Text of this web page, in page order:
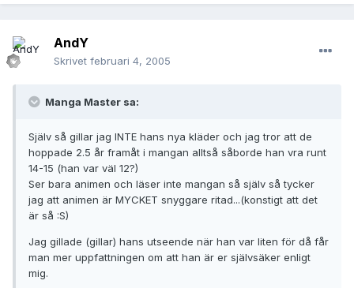
AndY
Skrivet februari 4, 2005
Manga Master sa:
Själv så gillar jag INTE hans nya kläder och jag tror att de
hoppade 2.5 år framåt i mangan alltså såborde han vra runt
14-15 (han var väl 12?)
Ser bara animen och läser inte mangan så själv så tycker
jag att animen är MYCKET snyggare ritad...(konstigt att det
är så :S)
Jag gillade (gillar) hans utseende när han var liten för då får
man mer uppfattningen om att han är er självsäker enligt
mig.